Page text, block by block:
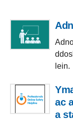
lein.
ac
a